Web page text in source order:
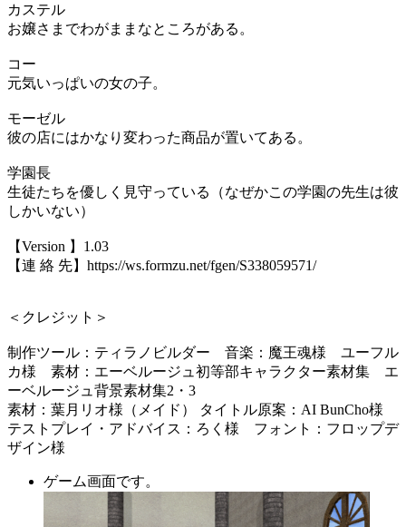
カステル
お嬢さまでわがままなところがある。
コー
元気いっぱいの女の子。
モーゼル
彼の店にはかなり変わった商品が置いてある。
学園長
生徒たちを優しく見守っている（なぜかこの学園の先生は彼
しかいない）
【Version 】1.03
【連 絡 先】https://ws.formzu.net/fgen/S338059571/
＜クレジット＞
制作ツール：ティラノビルダー 音楽：魔王魂様 ユーフル
カ様 素材：エーベルージュ初等部キャラクター素材集 エ
ーベルージュ背景素材集2・3
素材：葉月リオ様（メイド） タイトル原案：AI BunCho様
テストプレイ・アドバイス：ろく様 フォント：フロップデ
ザイン様
ゲーム画面です。